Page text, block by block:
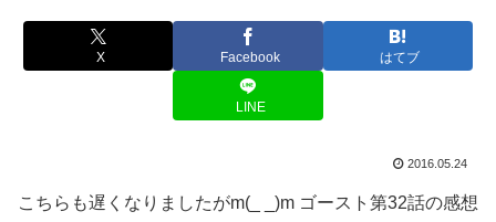
X Facebook はてブ
LINE
2016.05.24
こちらも遅くなりましたがm(_ _)m ゴースト第32話の感想